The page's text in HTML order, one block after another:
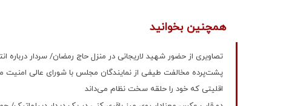
همچنین بخوانید
تصاویری از حضور شهید لاریجانی در منزل حاج رمضان/ سردار درباره
پشت‌پرده مخالفت طیفی از نمایندگان مجلس با شورای عالی امنیت
اقلیتی که خود را حلقه سخت نظام می‌داند